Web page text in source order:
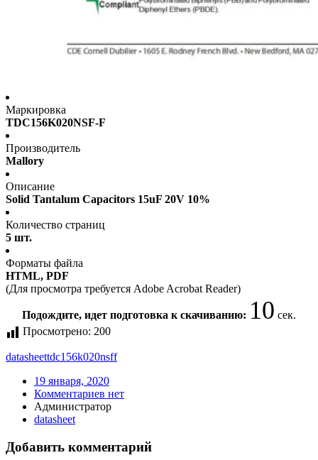
Маркировка
TDC156K020NSF-F
Производитель
Mallory
Описание
Solid Tantalum Capacitors 15uF 20V 10%
Количество страниц
5 шт.
Форматы файла
HTML, PDF
(Для просмотра требуется Adobe Acrobat Reader)
Подождите, идет подготовка к скачиванию: 10 сек.
Просмотрено: 200
datasheettdc156k020nsff
19 января, 2020
Комментариев нет
Администратор
datasheet
Добавить комментарий